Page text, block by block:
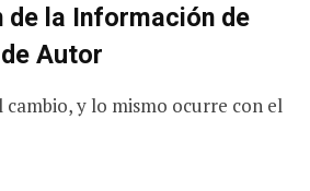
la Información de
Autor
y lo mismo ocurre con el